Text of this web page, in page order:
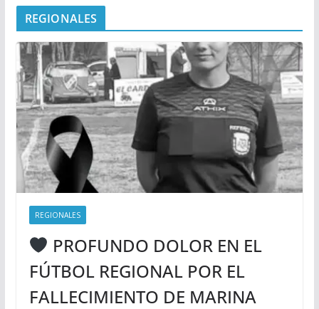
REGIONALES
REGIONALES
PROFUNDO DOLOR EN EL
FÚTBOL REGIONAL POR EL
FALLECIMIENTO DE MARINA